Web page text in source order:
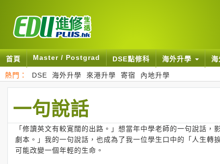
首頁 Master / Postgrad DSE點修科 海外升學
熱門： DSE 海外升學 來港升學 寄宿 內地升學
一句說話
「修讀英文有較寛闊的出路。」想當年中學老師的一句說話
劇本。」我的一句說話，也成為了我一位學生口中的「人生
可能改變一個年輕的生命。